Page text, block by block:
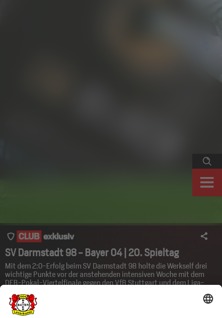
SV Darmstadt 98 - Bayer 04 | 20. Spieltag
Mit dem 2:0-Erfolg beim SV Darmstadt 98 holte die Werkself drei
wichtige Punkte vor der anstehenden intensiven Woche mit dem
DFB-Pokal-Viertelfinale gegen den VfB Stuttgart und dem Liga-
Lilien brachte zudem Debüts, Premieren und Bestmarken mit sich.
Winter-Neuzugang Borja Iglesias etwa feierte seinen Einstand im
Bayer 04-Trikot, Nathan Tella schnürte erstmals einen Doppelpack